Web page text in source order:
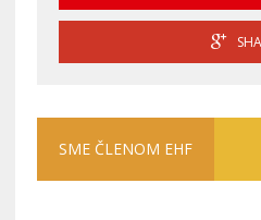
SME ČLENOM EHF